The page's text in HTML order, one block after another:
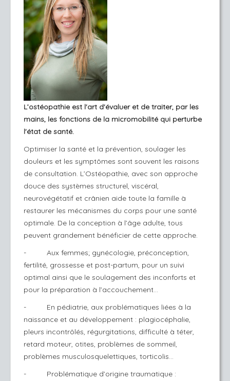
L’ostéopathie est l'art d'évaluer et de traiter, par les
mains, les fonctions de la micromobilité qui perturbe
l'état de santé.
Optimiser la santé et la prévention, soulager les
douleurs et les symptômes sont souvent les raisons
de consultation. L’Ostéopathie, avec son approche
douce des systèmes structurel, viscéral,
neurovégétatif et crânien aide toute la famille à
restaurer les mécanismes du corps pour une santé
optimale. De la conception à l’âge adulte, tous
peuvent grandement bénéficier de cette approche.
- Aux femmes; gynécologie, préconception,
fertilité, grossesse et post-partum, pour un suivi
optimal ainsi que le soulagement des inconforts et
pour la préparation à l’accouchement…
- En pédiatrie, aux problématiques liées à la
naissance et au développement : plagiocéphalie,
pleurs incontrôlés, régurgitations, difficulté à téter,
retard moteur, otites, problèmes de sommeil,
problèmes musculosquelettiques, torticolis…
- Problématique d’origine traumatique :